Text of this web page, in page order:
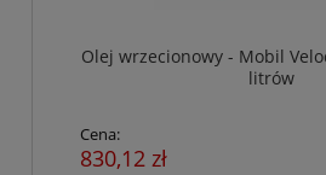
Olej wrzecionowy - Mobil
litrów
Cena:
830,12 zł